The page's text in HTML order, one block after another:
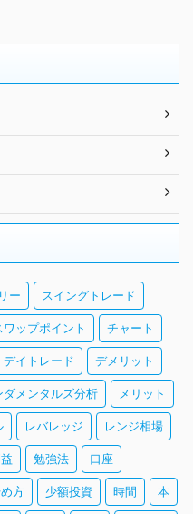
ー スイングトレード
ワップポイント チャート
デイトレード デメリット
ダメンタルズ分析 メリット
レバレッジ レンジ相場
勉強法 口座
方 少額投資 時間 本